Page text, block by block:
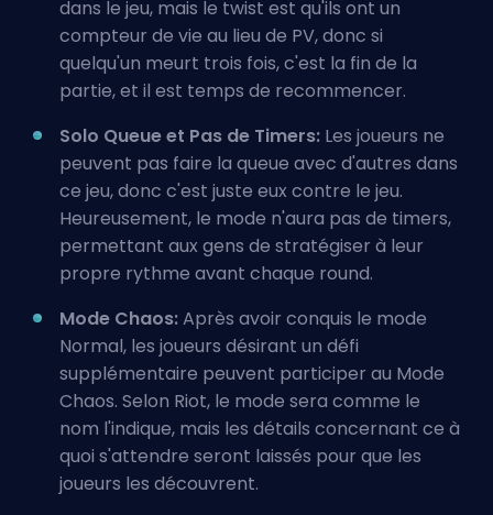
dans le jeu, mais le twist est qu'ils ont un
compteur de vie au lieu de PV, donc si
quelqu'un meurt trois fois, c'est la fin de la
partie, et il est temps de recommencer.
Solo Queue et Pas de Timers: Les joueurs ne
peuvent pas faire la queue avec d'autres dans
ce jeu, donc c'est juste eux contre le jeu.
Heureusement, le mode n'aura pas de timers,
permettant aux gens de stratégiser à leur
propre rythme avant chaque round.
Mode Chaos:Après avoir conquis le mode
Normal, les joueurs désirant un défi
supplémentaire peuvent participer au Mode
Chaos. Selon Riot, le mode sera comme le
nom l'indique, mais les détails concernant ce à
quoi s'attendre seront laissés pour que les
joueurs les découvrent.